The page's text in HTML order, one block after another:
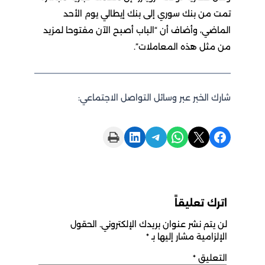
تمت من بنك سوري إلى بنك إيطالي يوم الأحد
الماضي، وأضاف أن “الباب أصبح الآن مفتوحا لمزيد
من مثل هذه المعاملات”.
شارك الخبر عبر وسائل التواصل الاجتماعي:
Share on Facebook
Share on X
Share on WhatsApp
Share on Telegram
Share on LinkedIn
Print this Page
اترك تعليقاً
لن يتم نشر عنوان بريدك الإلكتروني. الحقول
الإلزامية مشار إليها بـ*
التعليق *